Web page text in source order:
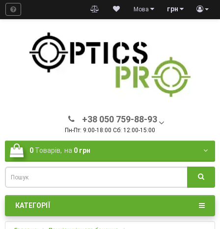
грн
Мова
+38 050 759-88-93
Пн-Пт: 9:00-18:00 Сб: 12:00-15:00
0 Товарів, на 0 грн
КАТЕГОРІЇ